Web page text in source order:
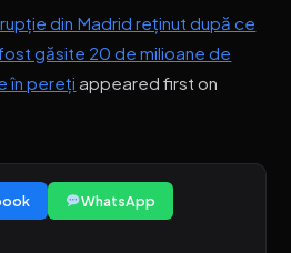
din Madrid reținut după ce
găsite 20 de milioane de
în pereți appeared first on
WhatsApp